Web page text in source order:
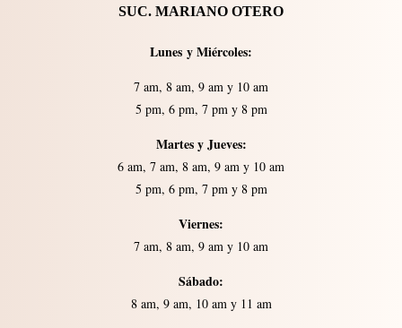
SUC. MARIANO OTERO
Lunes yMiércoles:
7 am, 8 am, 9 am y 10 am
5 pm, 6 pm, 7 pm y 8 pm
Martes y Jueves:
6 am, 7 am, 8 am, 9 am y 10 am
5 pm, 6 pm, 7 pm y 8 pm
Viernes:
7 am, 8 am, 9 am y 10 am
Sábado:
8 am, 9 am, 10 am y 11 am